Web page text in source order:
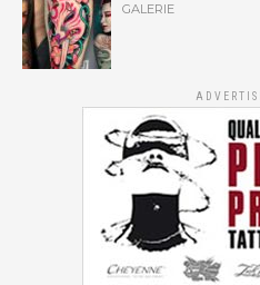
GALERIE